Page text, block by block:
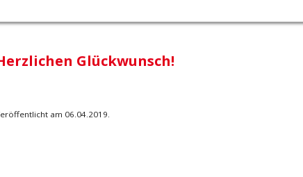
Glückwunsch!
am 06.04.2019.